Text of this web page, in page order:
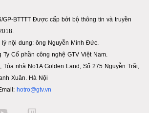
GP-BTTTT Được cấp bởi bộ thông tin và truyền
nội dung: ông Nguyễn Minh Đức.
Cổ phần công nghệ GTV Việt Nam.
nhà No1A Golden Land, Số 275 Nguyễn Trãi,
Xuân. Hà Nội
hotro@gtv.vn